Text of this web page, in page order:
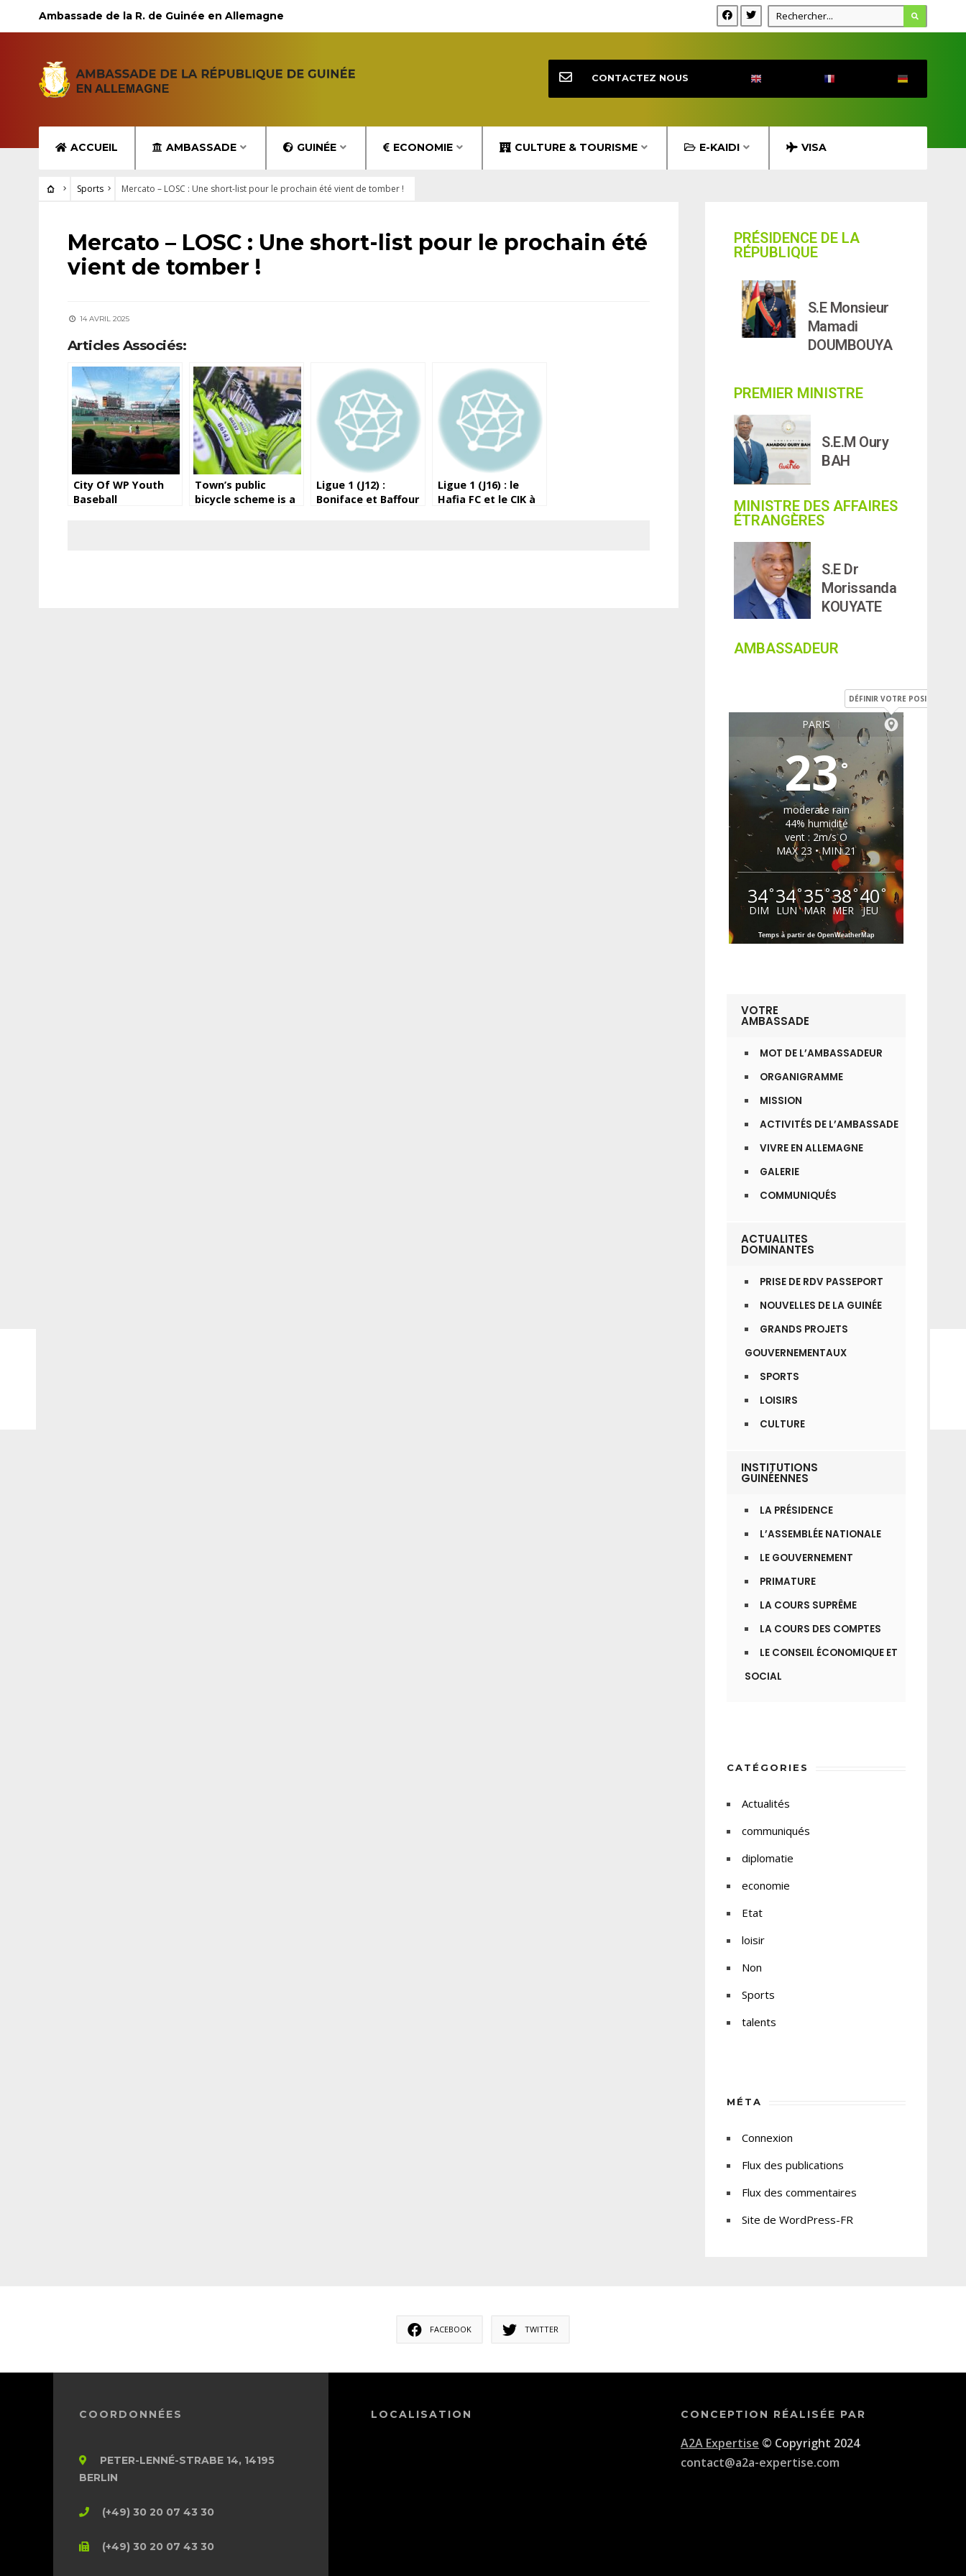
Ambassade de la R. de Guinée en Allemagne
ACCUEIL AMBASSADE GUINÉE ECONOMIE CULTURE & TOURISME E-KAIDI VISA
CONTACTEZ NOUS
Sports Mercato – LOSC : Une short-list pour le prochain été vient de tomber !
SPORTS
Mercato – LOSC : Une short-list pour le prochain été
vient de tomber !
14 AVRIL 2025
Articles Associés:
City Of WP Youth
Baseball
Town’s public
bicycle scheme is a
Ligue 1 (J12) :
Boniface et Baffour
Ligue 1 (J16) : le
Hafia FC et le CIK à
PRÉSIDENCE DE LA
RÉPUBLIQUE
S.E Monsieur
Mamadi
DOUMBOUYA
PREMIER MINISTRE
S.E.M Oury
BAH
MINISTRE DES AFFAIRES
ÉTRANGÈRES
S.E Dr
Morissanda
KOUYATE
AMBASSADEUR
PARIS
DÉFINIR VOTRE POSITION
23°
moderate rain
44% humidité
vent : 2m/s O
MAX 23 • MIN 21
34°
DIM
34°
LUN
35°
MAR
38°
MER
40°
JEU
Temps à partir de OpenWeatherMap
VOTRE
AMBASSADE
MOT DE L’AMBASSADEUR
ORGANIGRAMME
MISSION
ACTIVITÉS DE L’AMBASSADE
VIVRE EN ALLEMAGNE
GALERIE
COMMUNIQUÉS
ACTUALITES
DOMINANTES
PRISE DE RDV PASSEPORT
NOUVELLES DE LA GUINÉE
GRANDS PROJETS
GOUVERNEMENTAUX
SPORTS
LOISIRS
CULTURE
INSTITUTIONS
GUINÉENNES
LA PRÉSIDENCE
L’ASSEMBLÉE NATIONALE
LE GOUVERNEMENT
PRIMATURE
LA COURS SUPRÊME
LA COURS DES COMPTES
LE CONSEIL ÉCONOMIQUE ET
SOCIAL
CATÉGORIES
Actualités
communiqués
diplomatie
economie
Etat
loisir
Non
Sports
talents
MÉTA
Connexion
Flux des publications
Flux des commentaires
Site de WordPress-FR
FACEBOOK TWITTER
COORDONNÉES
PETER-LENNÉ-STRABE 14, 14195
BERLIN
(+49) 30 20 07 43 30
(+49) 30 20 07 43 30
LOCALISATION CONCEPTION RÉALISÉE PAR
A2A Expertise © Copyright 2024
contact@a2a-expertise.com